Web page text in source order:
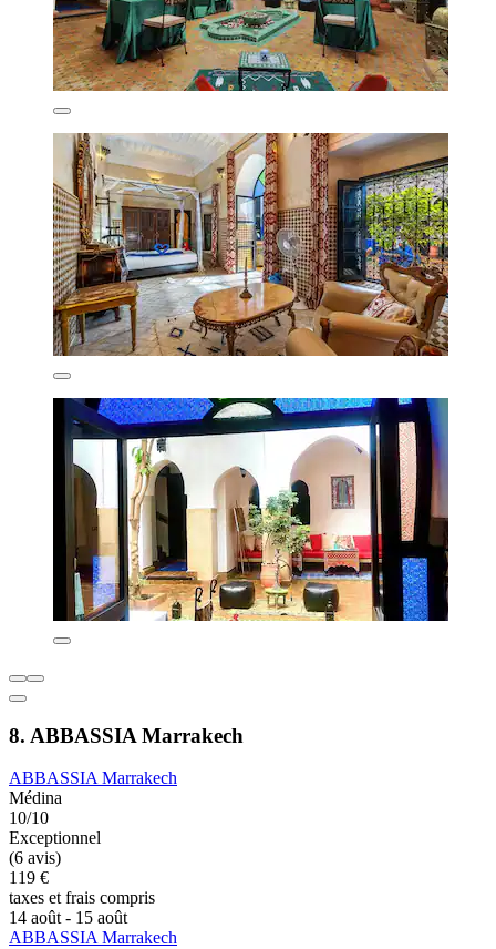
8. ABBASSIA Marrakech
ABBASSIA Marrakech
Médina
10/10
Exceptionnel
(6 avis)
119 €
taxes et frais compris
14 août - 15 août
ABBASSIA Marrakech